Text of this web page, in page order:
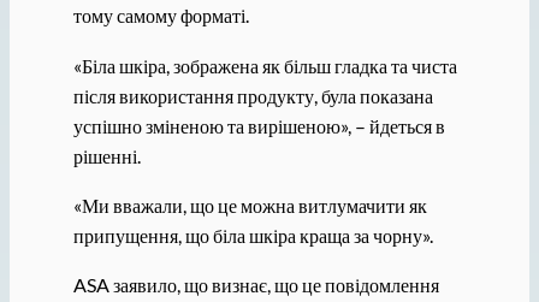
тому самому форматі.
«Біла шкіра, зображена як більш гладка та чиста
після використання продукту, була показана
успішно зміненою та вирішеною», – йдеться в
рішенні.
«Ми вважали, що це можна витлумачити як
припущення, що біла шкіра краща за чорну».
ASA заявило, що визнає, що це повідомлення